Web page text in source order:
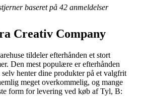
baseret på 42 anmeldelser
Creativ Company
tildeler efterhånden et stort
Den mest populære er efterhånden
henter dine produkter på et valgfrit
meget overkommelig, og mange
form for levering ved køb af Tyl, B: